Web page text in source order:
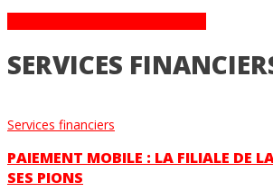
SERVICES
Services financiers
PAIEMENT MOBILE : LA FILIALE DE
SES PIONS